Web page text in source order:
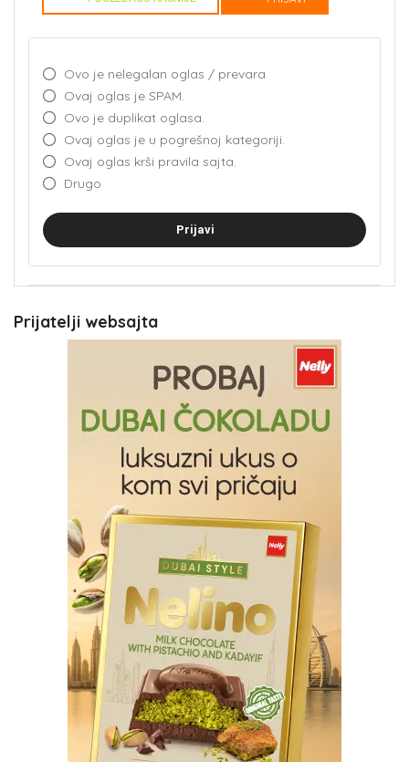
Ovo je nelegalan oglas / prevara
Ovaj oglas je SPAM.
Ovo je duplikat oglasa.
Ovaj oglas je u pogrešnoj kategoriji.
Ovaj oglas krši pravila sajta.
Drugo
Prijavi
Prijatelji websajta